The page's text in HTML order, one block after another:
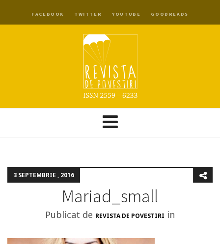
FACEBOOK TWITTER YOUTUBE GOODREADS
3 SEPTEMBRIE , 2016
Mariad_small
Publicat de REVISTA DE POVESTIRI in